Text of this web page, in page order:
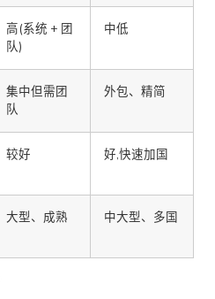
高(系统 + 团
队)
中低
集中但需团
队
外包、精简
较好 好,快速加国
大型、成熟 中大型、多国